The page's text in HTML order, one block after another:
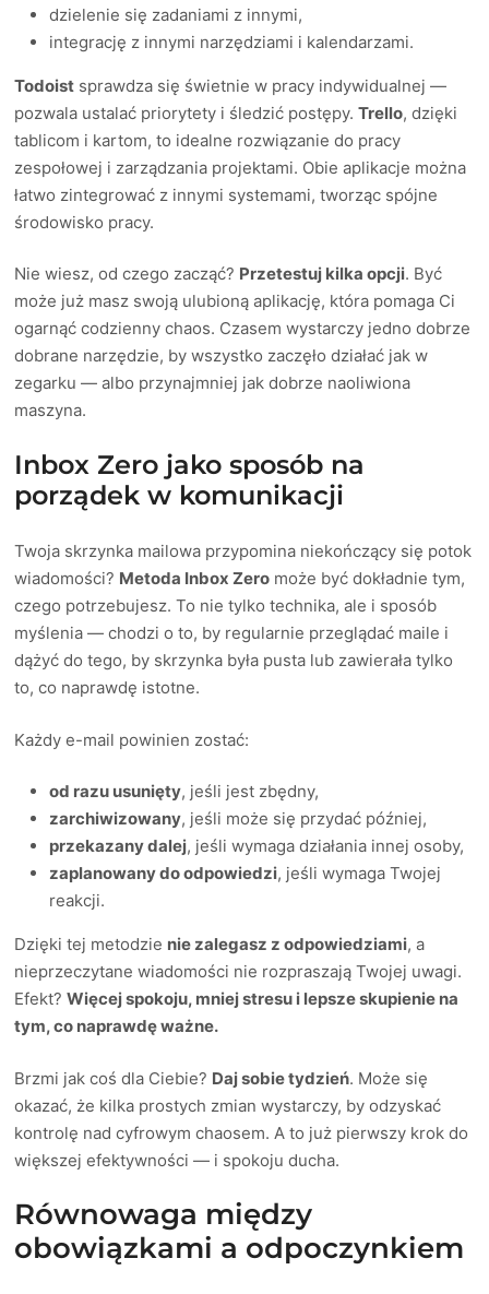
dzielenie się zadaniami z innymi,
integrację z innymi narzędziami i kalendarzami.
Todoist sprawdza się świetnie w pracy indywidualnej —
pozwala ustalać priorytety i śledzić postępy.Trello, dzięki
tablicom i kartom, to idealne rozwiązanie do pracy
zespołowej i zarządzania projektami. Obie aplikacje można
łatwo zintegrować z innymi systemami, tworząc spójne
środowisko pracy.
Nie wiesz, od czego zacząć? Przetestuj kilka opcji. Być
może już masz swoją ulubioną aplikację, która pomaga Ci
ogarnąć codzienny chaos. Czasem wystarczy jedno dobrze
dobrane narzędzie, by wszystko zaczęło działać jak w
zegarku — albo przynajmniej jak dobrze naoliwiona
maszyna.
Inbox Zero jako sposób na
porządek w komunikacji
Twoja skrzynka mailowa przypomina niekończący się potok
wiadomości? Metoda Inbox Zero może być dokładnie tym,
czego potrzebujesz. To nie tylko technika, ale i sposób
myślenia — chodzi o to, by regularnie przeglądać maile i
dążyć do tego, by skrzynka była pusta lub zawierała tylko
to, co naprawdę istotne.
Każdy e-mail powinien zostać:
od razu usunięty, jeśli jest zbędny,
zarchiwizowany, jeśli może się przydać później,
przekazany dalej, jeśli wymaga działania innej osoby,
zaplanowany do odpowiedzi, jeśli wymaga Twojej
reakcji.
Dzięki tej metodzie nie zalegasz z odpowiedziami, a
nieprzeczytane wiadomości nie rozpraszają Twojej uwagi.
Efekt?Więcej spokoju, mniej stresu i lepsze skupienie na
tym, co naprawdę ważne.
Brzmi jak coś dla Ciebie? Daj sobie tydzień. Może się
okazać, że kilka prostych zmian wystarczy, by odzyskać
kontrolę nad cyfrowym chaosem. A to już pierwszy krok do
większej efektywności — i spokoju ducha.
Równowaga między
obowiązkami a odpoczynkiem